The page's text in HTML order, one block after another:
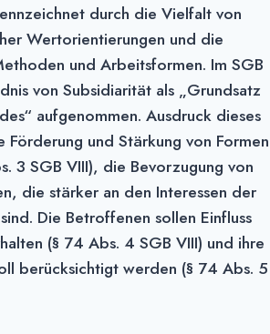
durch die Vielfalt von
Wert­orientierungen und die
und Arbeitsformen. Im SGB
von Subsidiarität als „Grundsatz
aufge­nommen. Ausdruck dieses
Förderung und Stär­kung von Formen
3 SGB VIII), die Bevorzugung von
die stärker an den Interessen der
Die Betroffenen sollen Einfluss
(§ 74 Abs. 4 SGB VIII) und ihre
berücksichtigt werden (§ 74 Abs. 5